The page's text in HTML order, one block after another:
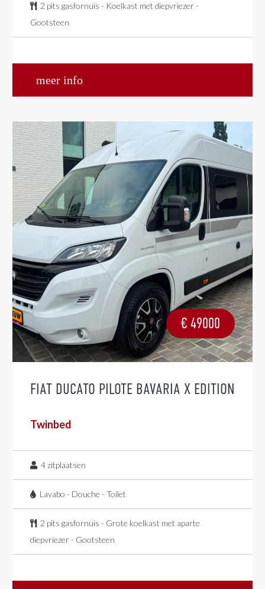
2 pits gasfornuis - Koelkast met diepvriezer -
Gootsteen
meer info
€ 49000
FIAT DUCATO PILOTE BAVARIA X EDITION
Twinbed
4zitplaatsen
Lavabo - Douche - Toilet
2 pits gasfornuis - Grote koelkast met aparte
diepvriezer - Gootsteen